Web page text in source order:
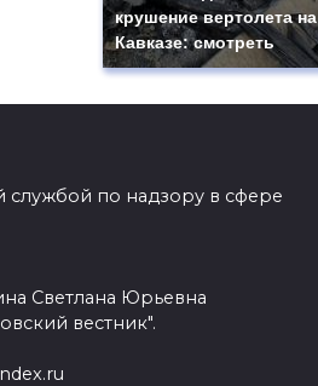
крушение вертолета на
Кавказе: смотреть
службой по надзору в сфере
Светлана Юрьевна
вестник".